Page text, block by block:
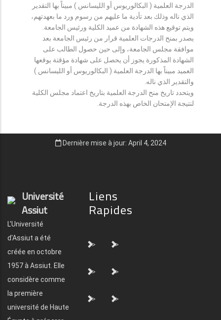
الدرجة العلمية ( البكالوريوس أو الليسانس ) مبيناً بها التقدير
الذي ناله وذلك بعد تأدية ما عليهم من رسوم ورد ما بعهدتهم،
ويتم توقيع هذه الشهادة من عميد الكلية ورئيس الجامعة.
يصدر بمنح الدرجات العلمية قرار من رئيس الجامعة بعد
موافقة مجلس الجامعة، وإلى حين حصول الطالب على
الشهادة المذكورة يجوز أن يحصل على شهادة مؤقتة يوقعها
العميد مبيناً بها الدرجة العلمية ( البكالوريوس أو الليسانس )
والتقدير الذي ناله.
ويتحدد تاريخ منح الدرجة العلمية بتاريخ اعتماد مجلس الكلية
لنتيجة الإمتحان الخاص بهذه الدرجة.
Dernière mise à jour: April 4, 2024
Université
Assiut
L'Université
d'Assiut a été
créée en octobre
1957 à Assiut. Elle
considère comme
la première
université de Haute
Liens
Rapides
"> ">
"> ">
"> ">